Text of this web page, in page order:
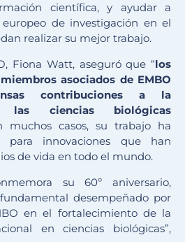
científica, y ayudar a
de investigación en el
realizar su mejor trabajo.
Fiona Watt, aseguró que “los
asociados de EMBO
contribuciones a la
las ciencias biológicas
muchos casos, su trabajo ha
innovaciones que han
de vida en todo el mundo.
su 60º aniversario,
desempeñado por
en el fortalecimiento de la
en ciencias biológicas”,